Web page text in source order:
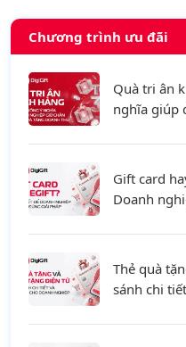
Chương trình ưu đãi
Quà tri ân
nghĩa giúp
Gift card
Doanh
Thẻ quà
sánh chi